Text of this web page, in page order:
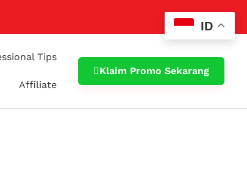
Tips
Affiliate
Klaim Promo Sekarang
ID